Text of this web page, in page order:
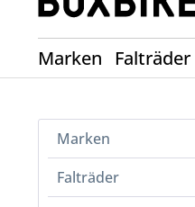
Marken Falträder
Marken
Falträder